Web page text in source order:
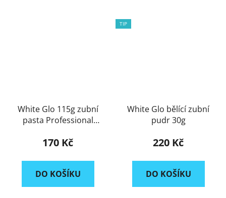
White Glo 115g zubní
pasta Professional
170 Kč
DO KOŠÍKU
TIP
White Glo bělící zubní
pudr 30g
220 Kč
DO KOŠÍKU